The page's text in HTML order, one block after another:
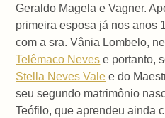
Geraldo Magela e Vagner.
primeira esposa já nos anos
com a sra. Vânia Lombelo,
Telêmaco Neves e portanto,
Stella Neves Vale e do
seu segundo matrimônio
Teófilo, que aprendeu ainda